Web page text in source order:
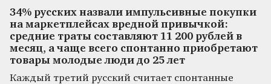
34% русских назвали импульсивные покупки
на маркетплейсах вредной привычкой:
средние траты составляют 11 200 рублей в
месяц, а чаще всего спонтанно приобретают
товары молодые люди до 25 лет
Каждый третий русский считает спонтанные